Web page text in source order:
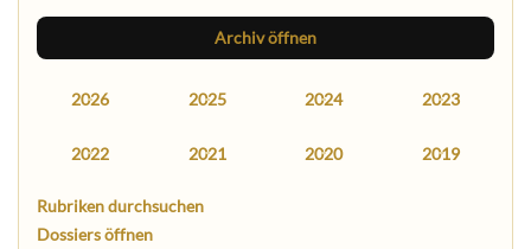
Archiv öffnen
2026 2025 2024 2023
2022 2021 2020 2019
Rubriken durchsuchen
Dossiers öffnen